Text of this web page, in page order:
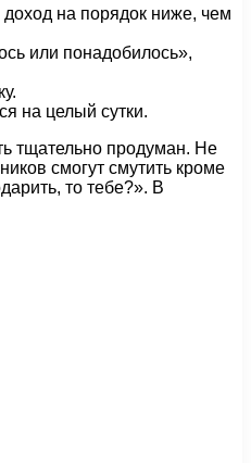
доход на порядок ниже, чем
или понадобилось»,
на целый сутки.
тщательно продуман. Не
смогут смутить кроме
то тебе?». В